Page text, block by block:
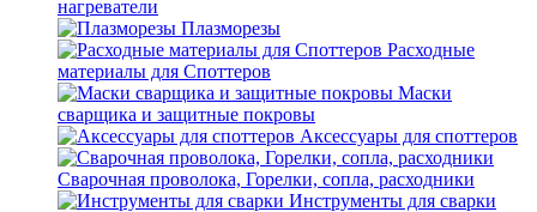
нагреватели
Плазморезы
Расходные
материалы для Споттеров
Маски
сварщика и защитные покровы
Аксессуары для споттеров
Сварочная проволока, Горелки, сопла, расходники
Инструменты для сварки